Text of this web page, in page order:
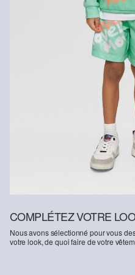
COMPLÉTEZ VOTRE
Nous avons sélectionné pour vous
votre look, de quoi faire de votre